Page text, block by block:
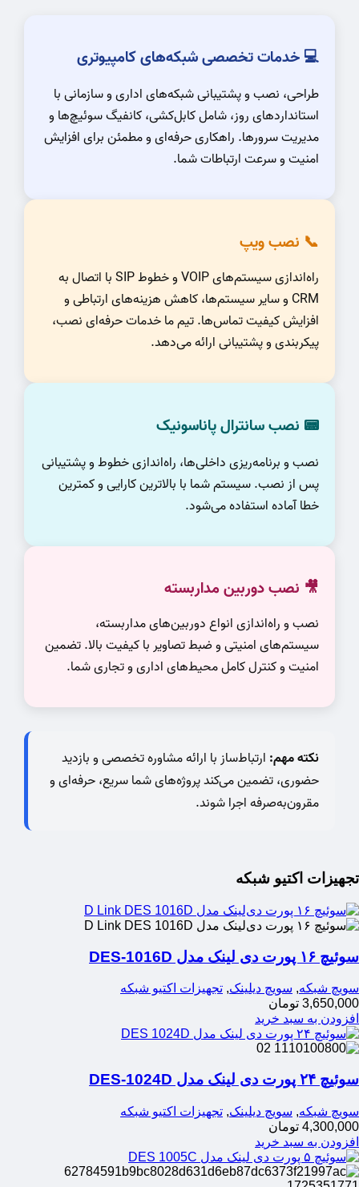
💻 خدمات تخصصی شبکه‌های کامپیوتری
طراحی، نصب و پشتیبانی شبکه‌های اداری و سازمانی با
استانداردهای روز، شامل کابل‌کشی، کانفیگ سوئیچ‌ها و
مدیریت سرورها. راهکاری حرفه‌ای و مطمئن برای افزایش
امنیت و سرعت ارتباطات شما.
📞 نصب ویپ
راه‌اندازی سیستم‌های VOIP و خطوط SIP با اتصال به
CRM و سایر سیستم‌ها، کاهش هزینه‌های ارتباطی و
افزایش کیفیت تماس‌ها. تیم ما خدمات حرفه‌ای نصب،
پیکربندی و پشتیبانی ارائه می‌دهد.
📟 نصب سانترال پاناسونیک
نصب و برنامه‌ریزی داخلی‌ها، راه‌اندازی خطوط و پشتیبانی
پس از نصب. سیستم شما با بالاترین کارایی و کمترین
خطا آماده استفاده می‌شود.
🎥 نصب دوربین مداربسته
نصب و راه‌اندازی انواع دوربین‌های مداربسته،
سیستم‌های امنیتی و ضبط تصاویر با کیفیت بالا. تضمین
امنیت و کنترل کامل محیط‌های اداری و تجاری شما.
نکته مهم: ارتباط‌ساز با ارائه مشاوره تخصصی و بازدید
حضوری، تضمین می‌کند پروژه‌های شما سریع، حرفه‌ای و
مقرون‌به‌صرفه اجرا شوند.
تجهیزات اکتیو شبکه
سوئیچ ۱۶ پورت دی لینک مدل DES-1016D
سویچ شبکه, سویچ دیلینک, تجهیزات اکتیو شبکه
3,650,000 تومان
افزودن به سبد خرید
سوئیچ ۲۴ پورت دی لینک مدل DES-1024D
سویچ شبکه, سویچ دیلینک, تجهیزات اکتیو شبکه
4,300,000 تومان
افزودن به سبد خرید